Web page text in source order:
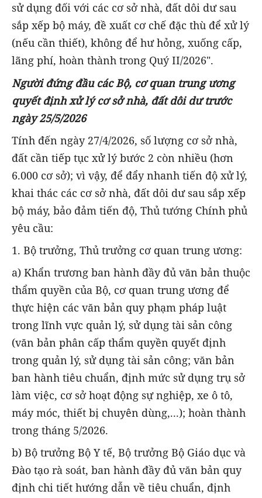
sử dụng đối với các cơ sở nhà, đất dôi dư sau
sắp xếp bộ máy, đề xuất cơ chế đặc thù để xử lý
(nếu cần thiết), không để hư hỏng, xuống cấp,
lãng phí, hoàn thành trong Quý II/2026".
Người đứng đầu các Bộ, cơ quan trung ương
quyết định xử lý cơ sở nhà, đất dôi dư trước
ngày 25/5/2026
Tính đến ngày 27/4/2026, số lượng cơ sở nhà,
đất cần tiếp tục xử lý bước 2 còn nhiều (hơn
6.000 cơ sở); vì vậy, để đẩy nhanh tiến độ xử lý,
khai thác các cơ sở nhà, đất dôi dư sau sắp xếp
bộ máy, bảo đảm tiến độ, Thủ tướng Chính phủ
yêu cầu:
1. Bộ trưởng, Thủ trưởng cơ quan trung ương:
a) Khẩn trương ban hành đầy đủ văn bản thuộc
thẩm quyền của Bộ, cơ quan trung ương để
thực hiện các văn bản quy phạm pháp luật
trong lĩnh vực quản lý, sử dụng tài sản công
(văn bản phân cấp thẩm quyền quyết định
trong quản lý, sử dụng tài sản công; văn bản
ban hành tiêu chuẩn, định mức sử dụng trụ sở
làm việc, cơ sở hoạt động sự nghiệp, xe ô tô,
máy móc, thiết bị chuyên dùng,...); hoàn thành
trong tháng 5/2026.
b) Bộ trưởng Bộ Y tế, Bộ trưởng Bộ Giáo dục và
Đào tạo rà soát, ban hành đầy đủ văn bản quy
định chi tiết hướng dẫn về tiêu chuẩn, định